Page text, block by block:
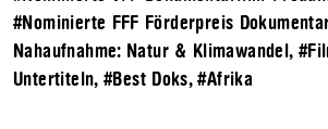
#Nominierte FFF Förderpreis
Nahaufnahme: Natur & Klimawandel,
Untertiteln,#Best Doks,#Afrika